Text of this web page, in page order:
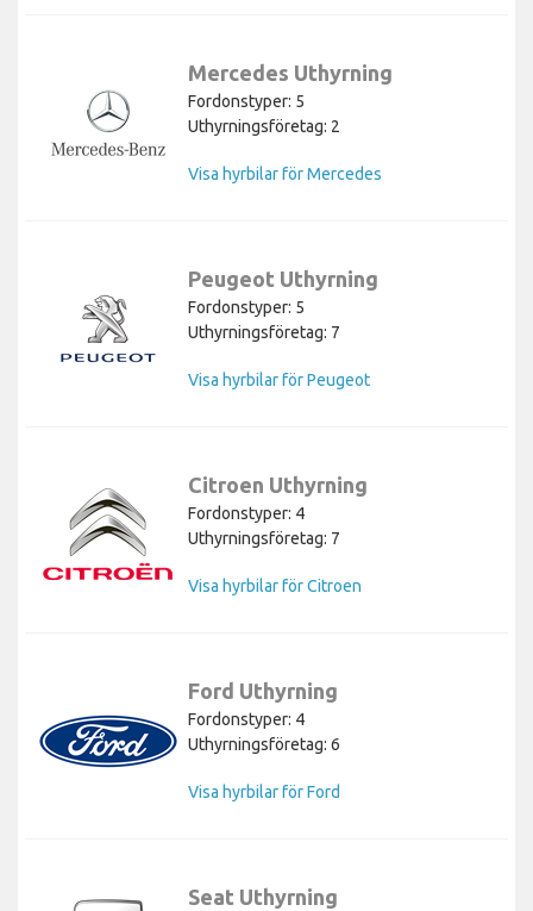
Mercedes Uthyrning
Fordonstyper: 5
Uthyrningsföretag: 2
Visa hyrbilar för Mercedes
Peugeot Uthyrning
Fordonstyper: 5
Uthyrningsföretag: 7
Visa hyrbilar för Peugeot
Citroen Uthyrning
Fordonstyper: 4
Uthyrningsföretag: 7
Visa hyrbilar för Citroen
Ford Uthyrning
Fordonstyper: 4
Uthyrningsföretag: 6
Visa hyrbilar för Ford
Seat Uthyrning